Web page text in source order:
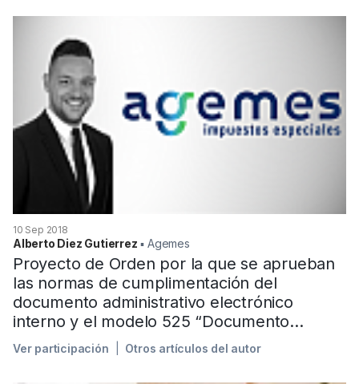
10 Sep 2018
Alberto Diez Gutierrez ▪︎ Agemes
Proyecto de Orden por la que se aprueban
las normas de cumplimentación del
documento administrativo electrónico
interno y el modelo 525 “Documento...
Ver participación Otros artículos del autor